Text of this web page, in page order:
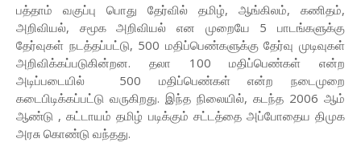
பத்தாம் வகுப்பு பொது தேர்வில் தமிழ், ஆங்கிலம், கணிதம்,
அறிவியல், சமூக அறிவியல் என முறையே 5 பாடங்களுக்கு
தேர்வுகள் நடத்தப்பட்டு, 500 மதிப்பெண்களுக்கு தேர்வு முடிவுகள்
அறிவிக்கப்படுகின்றன. தலா 100 மதிப்பெண்கள் என்ற
அடிப்படையில் 500 மதிப்பெண்கள் என்ற நடைமுறை
கடைபிடிக்கப்பட்டு வருகிறது. இந்த நிலையில், கடந்த 2006 ஆம்
ஆண்டு , கட்டாயம் தமிழ் படிக்கும் சட்டத்தை அப்போதைய திமுக
அரசு கொண்டு வந்தது.